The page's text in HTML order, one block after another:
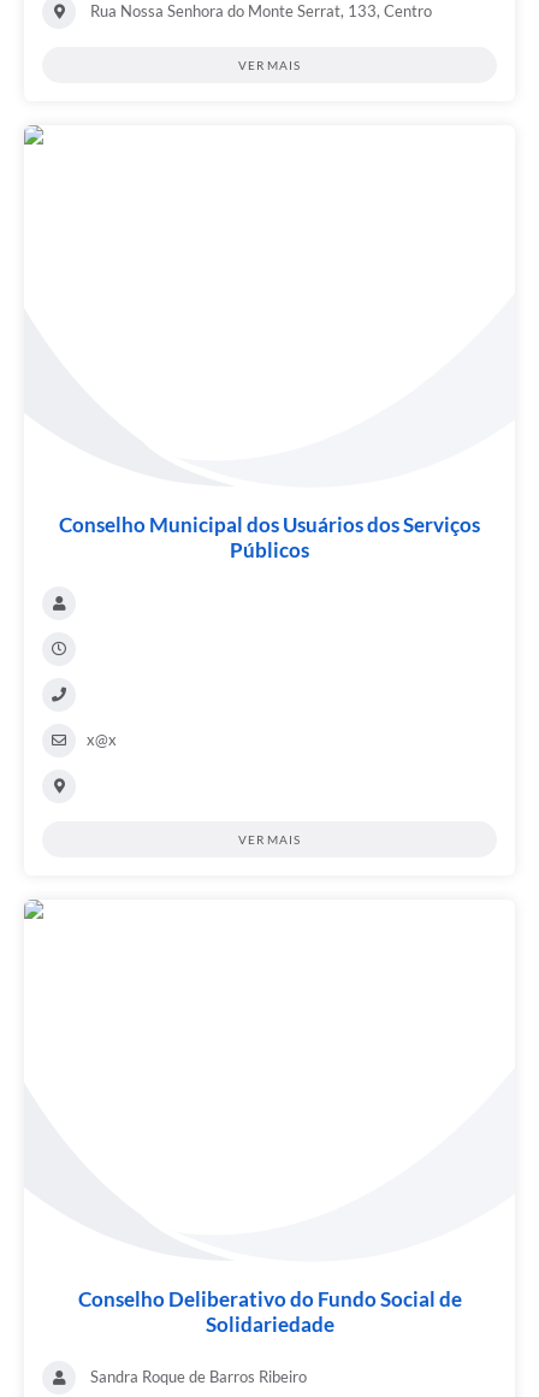
Rua Nossa Senhora do Monte Serrat, 133, Centro
VER MAIS
Conselho Municipal dos Usuários dos Serviços
Públicos
x@x
VER MAIS
Conselho Deliberativo do Fundo Social de
Solidariedade
Sandra Roque de Barros Ribeiro